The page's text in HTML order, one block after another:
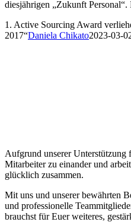
diesjährigen „Zukunft Personal“.
1. Active Sourcing Award
2017“Daniela Chikato2023-03-
Aufgrund unserer Unterstützung
Mitarbeiter zu einander und
glücklich zusammen.
Mit uns und unserer bewährten
und professionelle
brauchst für Euer weiteres,